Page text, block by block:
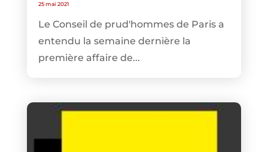
25 mai 2021
Le Conseil de prud'hommes de Paris a
entendu la semaine dernière la
première affaire de...